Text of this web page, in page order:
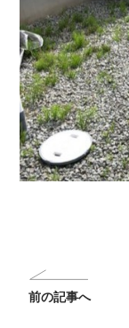
前の記事へ